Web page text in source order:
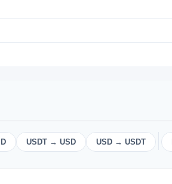
USDT → USD USD → USDT